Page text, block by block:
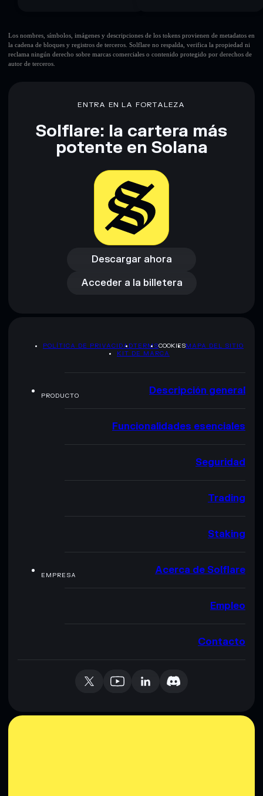
Los nombres, símbolos, imágenes y descripciones de los tokens provienen de metadatos en
la cadena de bloques y registros de terceros. Solflare no respalda, verifica la propiedad ni
reclama ningún derecho sobre marcas comerciales o contenido protegido por derechos de
autor de terceros.
ENTRA EN LA FORTALEZA
Solflare: la cartera más
potente en Solana
Descargar ahora
Descargar ahora
Acceder a la billetera
Acceder a la billetera
POLÍTICA DE PRIVACIDADTERMSCOOKIESMAPA DEL SITIO
KIT DE MARCA
PRODUCTO Descripción general
Funcionalidades esenciales
Seguridad
Trading
Staking
EMPRESA Acerca de Solflare
Empleo
Contacto